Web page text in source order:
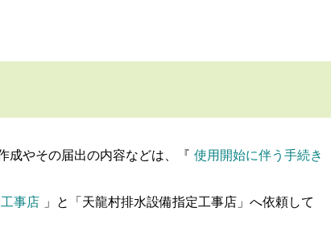
成やその届出の内容などは、『 使用開始に伴う手続き
事店 」と「天龍村排水設備指定工事店」へ依頼して